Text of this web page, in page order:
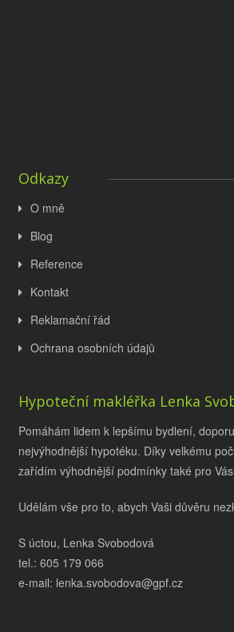
Odkazy
O mně
Blog
Reference
Kontakt
Reklamační řád
Ochrana osobních údajů
Hypoteční makléřka Lenka
Pomáhám lidem k lepšímu bydlení,
nejvýhodnější hypotéku. Díky velkému
zařídím výhodnější podmínky také pro
Udělám vše pro to, abych Vaši důvěru
S úctou, Lenka Svobodová
tel.: 605 179 066
e-mail: lenka.svobodova@gpf.cz